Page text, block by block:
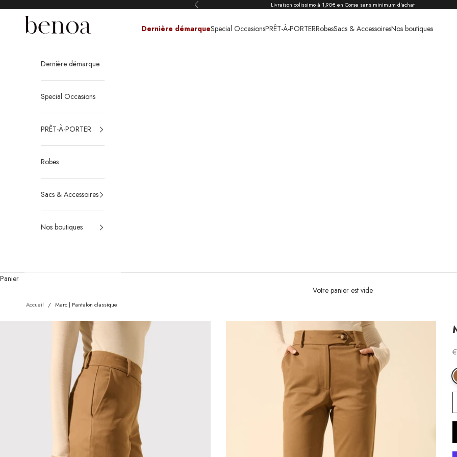
Précédent Livraison colissimo à 1,90€ en Corse sans minimum d'achat
Benoa Corse Dernière démarqueSpecial OccasionsPRÊT-À-PORTERRobesSacs & AccessoiresNos boutiques
Dernière démarque
Special Occasions
PRÊT-À-PORTER
Robes
Sacs & Accessoires
Nos boutiques
Panier
Votre panier est vide
Accueil / Marc | Pantalon classique